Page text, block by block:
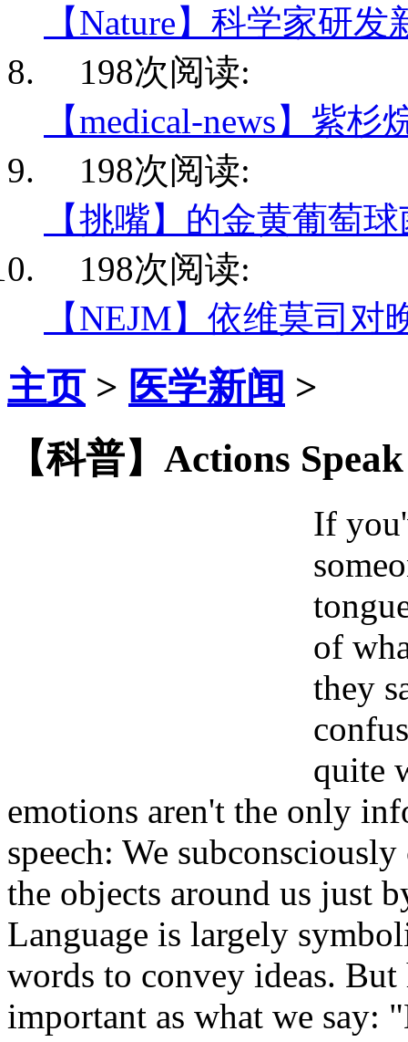
【Nature】科学家研发
198次阅读:
【medical-news】紫杉
198次阅读:
【挑嘴】的金黄葡萄
198次阅读:
【NEJM】依维莫司对
主页> 医学新闻 >
【科普】Actions
If
of
they
quite
emotions aren't the only
speech: We
the objects around us just
Language is largely
words to convey ideas. But
important as what we say: